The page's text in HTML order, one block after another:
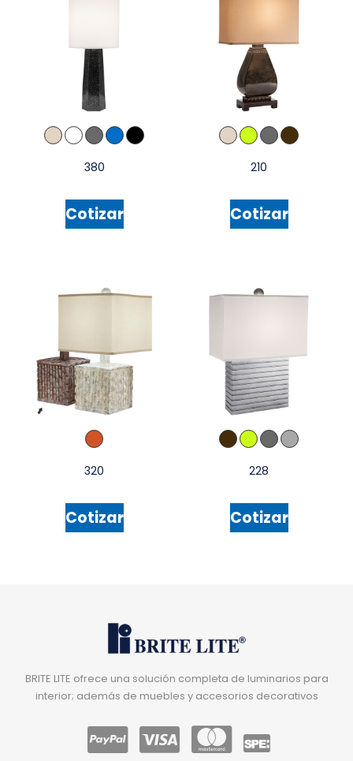
380
Cotizar
210
Cotizar
320
Cotizar
228
Cotizar
BRITE LITE ofrece una solución completa de luminarios para
interior; además de muebles y accesorios decorativos